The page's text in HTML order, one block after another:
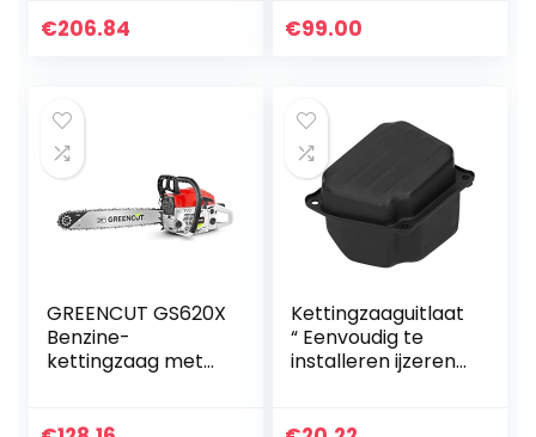
35cm
krachtige…
€206.84
licht en
zonder…
€99.00
GREENCUT GS620X
Benzine-
kettingzaag met
Kettingzaaguitlaat
“ Eenvoudig te
installeren ijzeren